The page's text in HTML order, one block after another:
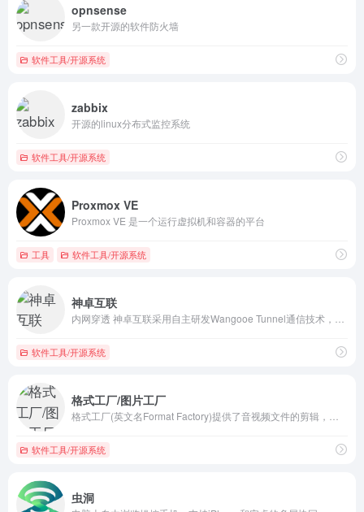
opnsense
另一款开源的软件防火墙
软件工具/开源系统
zabbix
开源的linux分布式监控系统
软件工具/开源系统
Proxmox VE
Proxmox VE 是一个运行虚拟机和容器的平台
工具 软件工具/开源系统
神卓互联
软件工具/开源系统
格式工厂/图片工厂
软件工具/开源系统
虫洞